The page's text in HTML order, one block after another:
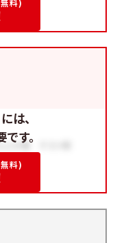
料)
は、
す。
料)